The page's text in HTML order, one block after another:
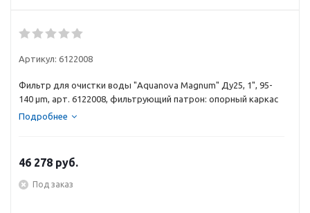
Артикул: 6122008
Фильтр для очистки воды "Aquanova Magnum" Ду25, 1", 95-
140 µm, арт. 6122008, фильтрующий патрон: опорный каркас
с...
Подробнее
46 278 руб.
Под заказ